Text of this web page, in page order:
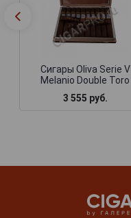
Сигары Oliva Serie V
Melanio Double Toro
3 555 руб.